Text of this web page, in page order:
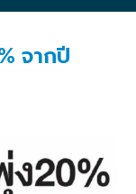
จากปี